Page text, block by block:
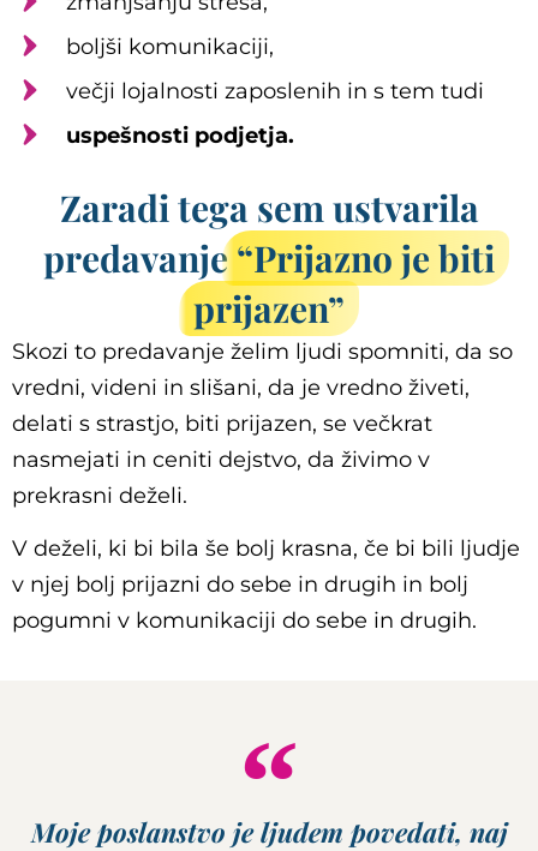
boljši komunikaciji,
večji lojalnosti zaposlenih in s tem tudi
uspešnosti podjetja.
Zaradi tega sem ustvarila
predavanje“Prijazno je biti
prijazen”
Skozi to predavanje želim ljudi spomniti, da so
vredni, videni in slišani, da je vredno živeti,
delati s strastjo, biti prijazen, se večkrat
nasmejati in ceniti dejstvo, da živimo v
prekrasni deželi.
V deželi, ki bi bila še bolj krasna, če bi bili ljudje
v njej bolj prijazni do sebe in drugih in bolj
pogumni v komunikaciji do sebe in drugih.
Moje poslanstvo je ljudem povedati, naj